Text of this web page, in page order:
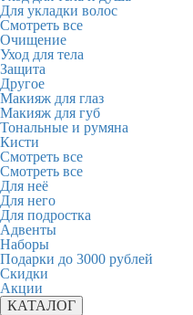
Для укладки волос
Смотреть все
Очищение
Уход для тела
Защита
Другое
Макияж для глаз
Макияж для губ
Тональные и румяна
Кисти
Смотреть все
Смотреть все
Для неё
Для него
Для подростка
Адвенты
Наборы
Подарки до 3000 рублей
Скидки
Акции
КАТАЛОГ